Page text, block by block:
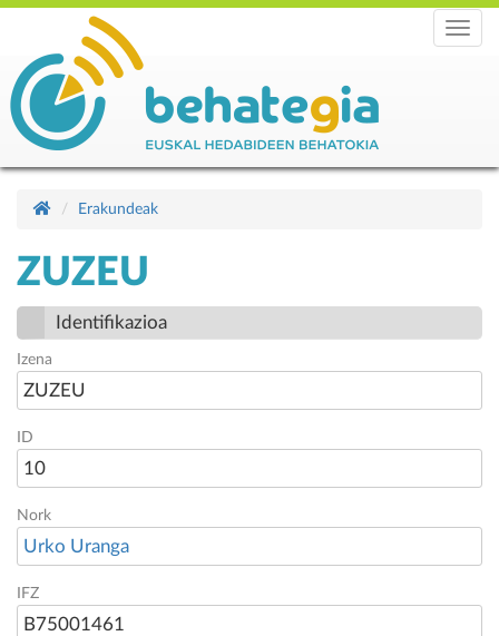
Erakundeak
ZUZEU
Identifikazioa
Izena
ZUZEU
ID
10
Nork
Urko Uranga
IFZ
B75001461